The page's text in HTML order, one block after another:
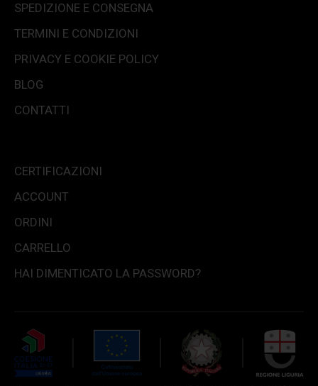
SPEDIZIONE E CONSEGNA
TERMINI E CONDIZIONI
PRIVACY E COOKIE POLICY
BLOG
CONTATTI
CERTIFICAZIONI
ACCOUNT
ORDINI
CARRELLO
HAI DIMENTICATO LA PASSWORD?